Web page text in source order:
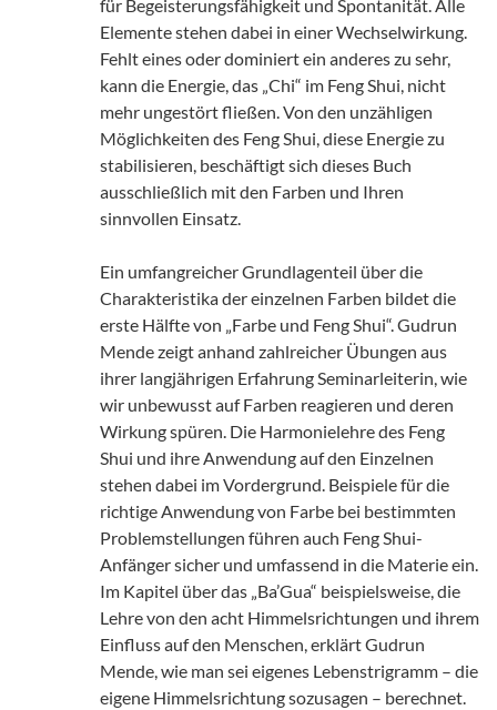
für Begeisterungsfähigkeit und Spontanität. Alle
Elemente stehen dabei in einer Wechselwirkung.
Fehlt eines oder dominiert ein anderes zu sehr,
kann die Energie, das „Chi“ im Feng Shui, nicht
mehr ungestört fließen. Von den unzähligen
Möglichkeiten des Feng Shui, diese Energie zu
stabilisieren, beschäftigt sich dieses Buch
ausschließlich mit den Farben und Ihren
sinnvollen Einsatz.
Ein umfangreicher Grundlagenteil über die
Charakteristika der einzelnen Farben bildet die
erste Hälfte von „Farbe und Feng Shui“. Gudrun
Mende zeigt anhand zahlreicher Übungen aus
ihrer langjährigen Erfahrung Seminarleiterin, wie
wir unbewusst auf Farben reagieren und deren
Wirkung spüren. Die Harmonielehre des Feng
Shui und ihre Anwendung auf den Einzelnen
stehen dabei im Vordergrund. Beispiele für die
richtige Anwendung von Farbe bei bestimmten
Problemstellungen führen auch Feng Shui-
Anfänger sicher und umfassend in die Materie ein.
Im Kapitel über das „Ba’Gua“ beispielsweise, die
Lehre von den acht Himmelsrichtungen und ihrem
Einfluss auf den Menschen, erklärt Gudrun
Mende, wie man sei eigenes Lebenstrigramm – die
eigene Himmelsrichtung sozusagen – berechnet.